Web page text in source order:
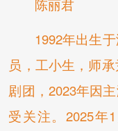
陈丽君
1992年出生
员，工小生，师
剧团，2023年因
受关注。2025年